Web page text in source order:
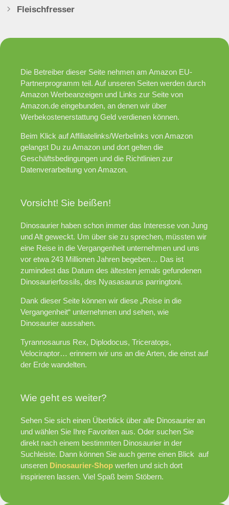
Fleischfresser
Die Betreiber dieser Seite nehmen am Amazon EU-
Partnerprogramm teil. Auf unseren Seiten werden durch
Amazon Werbeanzeigen und Links zur Seite von
Amazon.de eingebunden, an denen wir über
Werbekostenerstattung Geld verdienen können.
Beim Klick auf Affiliatelinks/Werbelinks von Amazon
gelangst Du zu Amazon und dort gelten die
Geschäftsbedingungen und die Richtlinien zur
Datenverarbeitung von Amazon.
Vorsicht! Sie beißen!
Dinosaurier haben schon immer das Interesse von Jung
und Alt geweckt. Um über sie zu sprechen, müssten wir
eine Reise in die Vergangenheit unternehmen und uns
vor etwa 243 Millionen Jahren begeben… Das ist
zumindest das Datum des ältesten jemals gefundenen
Dinosaurierfossils, des Nyasasaurus parringtoni.
Dank dieser Seite können wir diese „Reise in die
Vergangenheit“ unternehmen und sehen, wie
Dinosaurier aussahen.
Tyrannosaurus Rex, Diplodocus, Triceratops,
Velociraptor… erinnern wir uns an die Arten, die einst auf
der Erde wandelten.
Wie geht es weiter?
Sehen Sie sich einen Überblick über alle Dinosaurier an
und wählen Sie Ihre Favoriten aus. Oder suchen Sie
direkt nach einem bestimmten Dinosaurier in der
Suchleiste. Dann können Sie auch gerne einen Blick auf
unseren Dinosaurier-Shop werfen und sich dort
inspirieren lassen. Viel Spaß beim Stöbern.